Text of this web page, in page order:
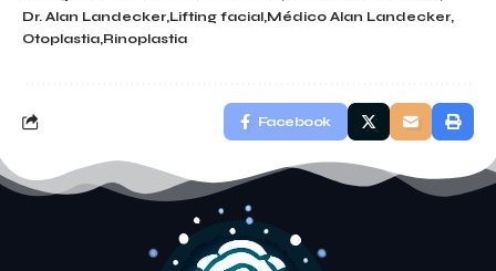
Dr. Alan Landecker Lifting facial Médico Alan Landecker
Otoplastia Rinoplastia
Facebook